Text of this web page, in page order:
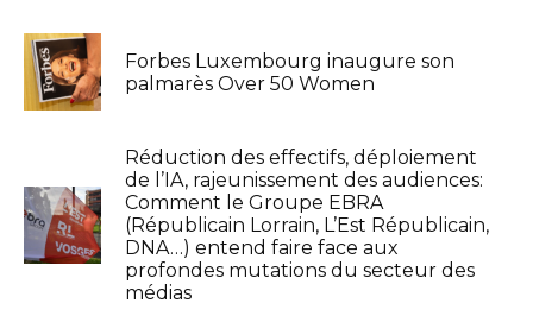
Forbes Luxembourg inaugure son
palmarès Over 50 Women
Réduction des effectifs, déploiement
de l’IA, rajeunissement des audiences:
Comment le Groupe EBRA
(Républicain Lorrain, L’Est Républicain,
DNA…) entend faire face aux
profondes mutations du secteur des
médias